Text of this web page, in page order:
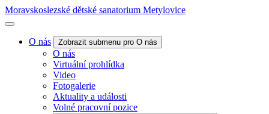
Moravskoslezské dětské sanatorium Metylovice
O nás Zobrazit submenu pro O nás
O nás
Virtuální prohlídka
Video
Fotogalerie
Aktuality a události
Volné pracovní pozice